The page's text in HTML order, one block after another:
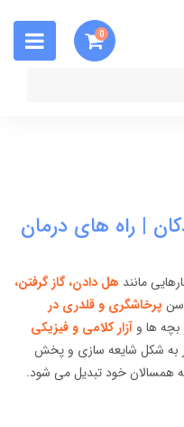
0
| راه های درمان
مانند هل دادن، گاز گرفتن،
سن پرخاشگری و قلدری در
ها و آزار کلامی و فیزیکی
به شکل شایعه سازی و پخش
همسالان خود تبدیل می شود.